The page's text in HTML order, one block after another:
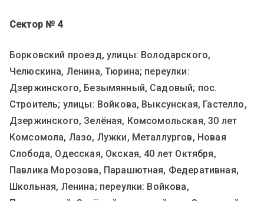
Сектор № 4
Борковский проезд, улицы: Володарского,
Челюскина, Ленина, Тюрина; переулки:
Дзержинского, Безымянный, Садовый; пос.
Строитель; улицы: Войкова, Выксунская, Гастелло,
Дзержинского, Зелёная, Комсомольская, 30 лет
Комсомола, Лазо, Лужки, Металлургов, Новая
Слобода, Одесская, Окская, 40 лет Октября,
Павлика Морозова, Парашютная, Федеративная,
Школьная, Ленина; переулки: Войкова,